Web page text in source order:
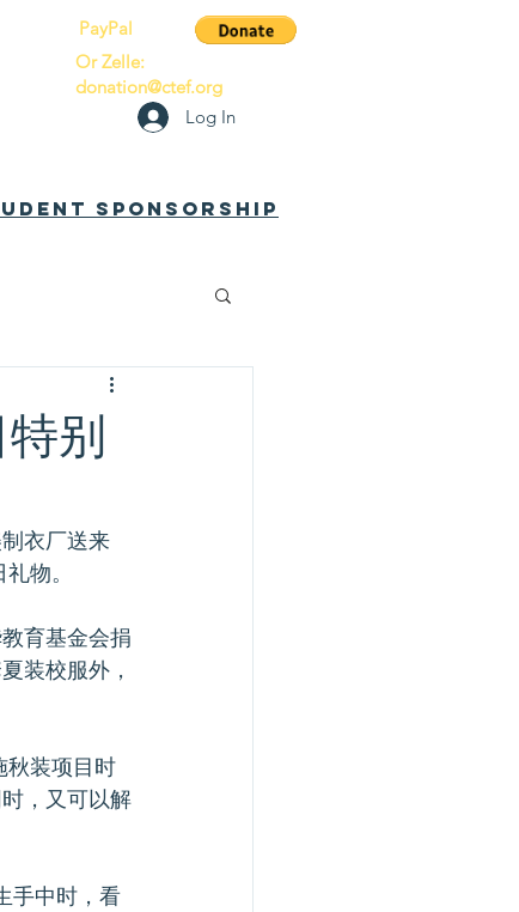
PayPal
Log In
Or Zelle:
donation@ctef.org
Sponsorship
别
衣厂送来
物。
育基金会捐
装校服外，
秋装项目时
，又可以解
手中时，看